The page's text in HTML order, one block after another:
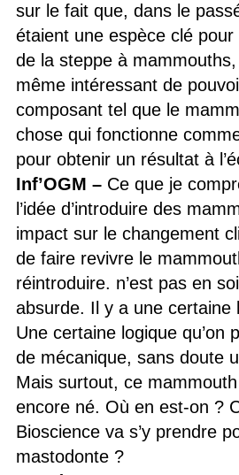
sur le fait que, dans le
étaient une espèce clé
de la steppe à
même intéressant de
composant tel que le
chose qui fonctionne
pour obtenir un résultat à
Inf’OGM –Ce que je
l’idée d’introduire des
impact sur le changement
de faire revivre le
réintroduire. n’est pas en
absurde. Il y a une certaine
Une certaine logique qu’on
de mécanique, sans doute
Mais surtout, ce mammouth
encore né. Où en est-on ?
Bioscience va s’y prendre
mastodonte ?